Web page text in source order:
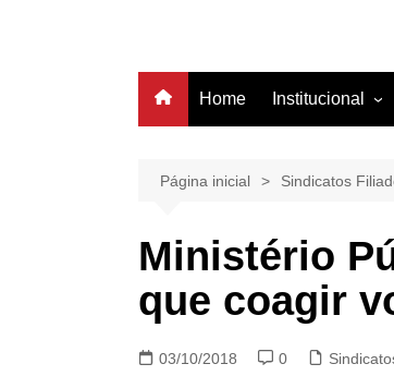
Home Institucional
Estrutura
Diretoria
Página inicial Sindicatos
Ministério
que coagir
03/10/2018 0